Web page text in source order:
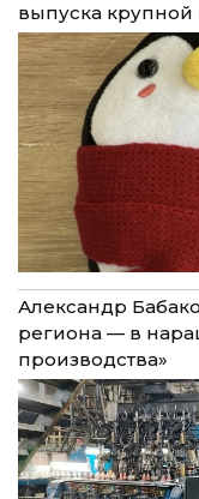
выпуска
Александр
региона — в
производства»